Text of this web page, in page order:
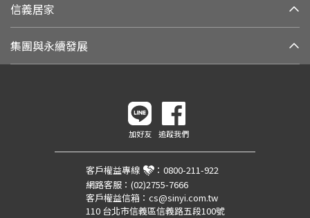
信義居家
集團與永續發展
加好友 追蹤我們
客戶權益專線 ： 0800-211-922
網路客服： (02)2755-7666
客戶權益信箱： cs@sinyi.com.tw
110 台北市信義區信義路五段100號